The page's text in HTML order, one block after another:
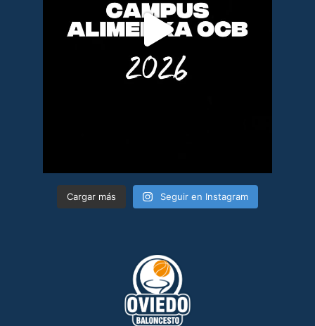
Cargar más Seguir en Instagram